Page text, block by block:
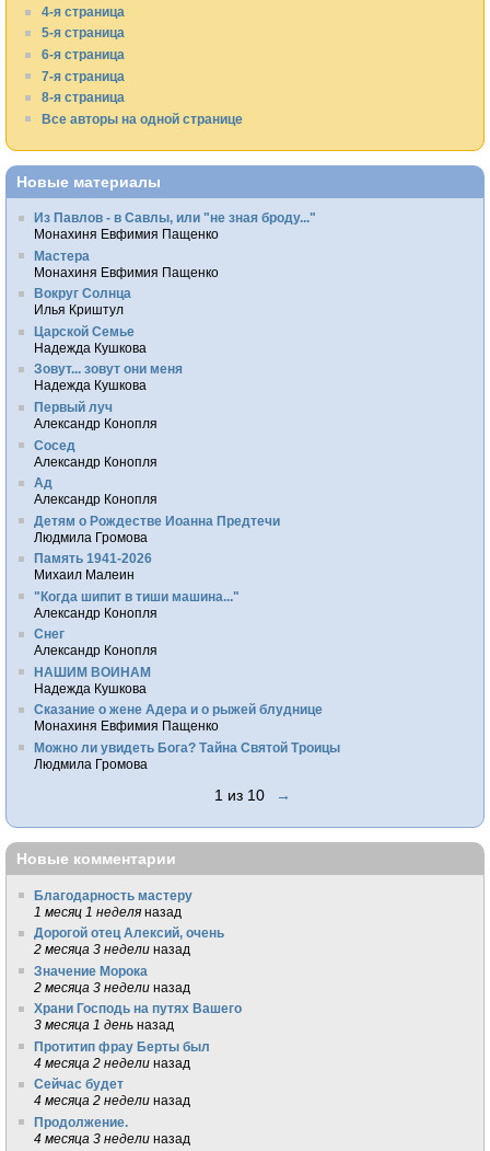
4-я страница
5-я страница
6-я страница
7-я страница
8-я страница
Все авторы на одной странице
Новые материалы
Из Павлов - в Савлы, или "не зная броду..."
Монахиня Евфимия Пащенко
Мастера
Монахиня Евфимия Пащенко
Вокруг Солнца
Илья Криштул
Царской Семье
Надежда Кушкова
Зовут... зовут они меня
Надежда Кушкова
Первый луч
Александр Конопля
Сосед
Александр Конопля
Ад
Александр Конопля
Детям о Рождестве Иоанна Предтечи
Людмила Громова
Память 1941-2026
Михаил Малеин
"Когда шипит в тиши машина..."
Александр Конопля
Снег
Александр Конопля
НАШИМ ВОИНАМ
Надежда Кушкова
Сказание о жене Адера и о рыжей блуднице
Монахиня Евфимия Пащенко
Можно ли увидеть Бога? Тайна Святой Троицы
Людмила Громова
1 из 10 →
Новые комментарии
Благодарность мастеру
1 месяц 1 неделя назад
Дорогой отец Алексий, очень
2 месяца 3 недели назад
Значение Морока
2 месяца 3 недели назад
Храни Господь на путях Вашего
3 месяца 1 день назад
Протитип фрау Берты был
4 месяца 2 недели назад
Сейчас будет
4 месяца 2 недели назад
Продолжение.
4 месяца 3 недели назад